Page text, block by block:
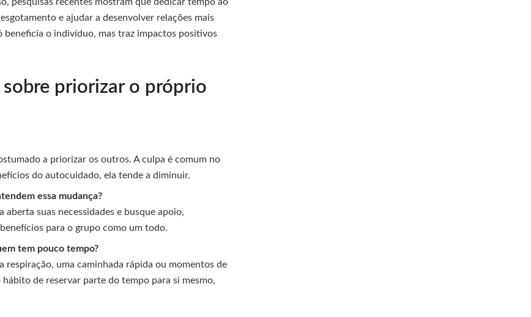
pesquisas recentes mostram que dedicar tempo ao
e ajudar a desenvolver relações mais
beneficia o indivíduo, mas traz impactos positivos
sobre priorizar o próprio
a priorizar os outros. A culpa é comum no
do autocuidado, ela tende a diminuir.
essa mudança?
suas necessidades e busque apoio,
para o grupo como um todo.
tem pouco tempo?
respiração, uma caminhada rápida ou momentos de
de reservar parte do tempo para si mesmo,